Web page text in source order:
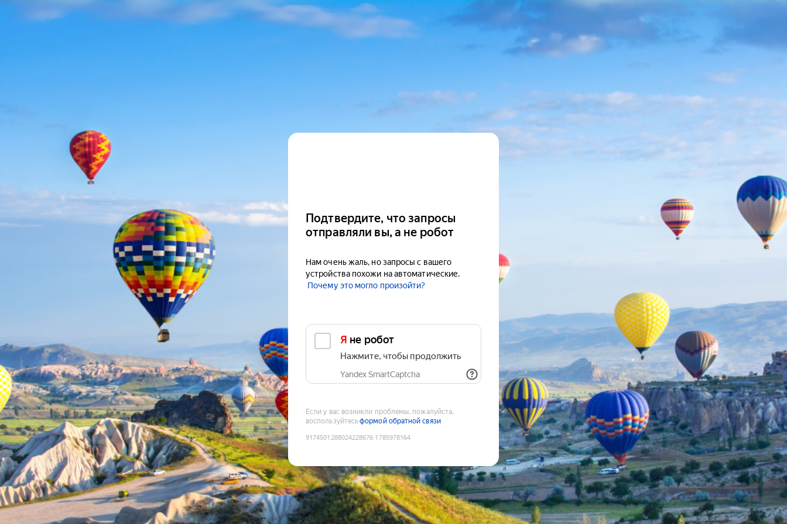
Подтвердите, что запросы
отправляли вы, а не робот
Нам очень жаль, но запросы с вашего
устройства похожи на автоматические.
Почему это могло произойти?
Я не робот
Нажмите, чтобы продолжить
Yandex SmartCaptcha
Если у вас возникли проблемы, пожалуйста,
воспользуйтесьформой обратной связи
9174501288024228676:1785978164